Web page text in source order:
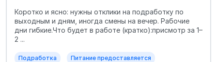
Коротко и ясно: нужны отклики на подработку по
выходным и дням, иногда смены на вечер. Рабочие
дни гибкие.Что будет в работе (кратко):присмотр за 1–
2 ...
Подработка Питание предоставляется